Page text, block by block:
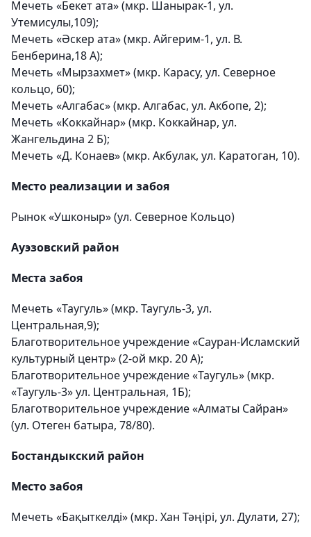
Мечеть «Бекет ата» (мкр. Шанырак-1, ул.
Утемисулы,109);
Мечеть «Әскер ата» (мкр. Айгерим-1, ул. В.
Бенберина,18 А);
Мечеть «Мырзахмет» (мкр. Карасу, ул. Северное
кольцо, 60);
Мечеть «Алгабас» (мкр. Алгабас, ул. Акбопе, 2);
Мечеть «Коккайнар» (мкр. Коккайнар, ул.
Жангельдина 2 Б);
Мечеть «Д. Конаев» (мкр. Акбулак, ул. Каратоган, 10).
Место реализации и забоя
Рынок «Ушконыр» (ул. Северное Кольцо)
Ауэзовский район
Места забоя
Мечеть «Таугуль» (мкр. Таугуль-3, ул.
Центральная,9);
Благотворительное учреждение «Сауран-Исламский
культурный центр» (2-ой мкр. 20 А);
Благотворительное учреждение «Таугуль» (мкр.
«Таугуль-3» ул. Центральная, 1Б);
Благотворительное учреждение «Алматы Сайран»
(ул. Отеген батыра, 78/80).
Бостандыкский район
Место забоя
Мечеть «Бақыткелді» (мкр. Хан Тәңірі, ул. Дулати, 27);